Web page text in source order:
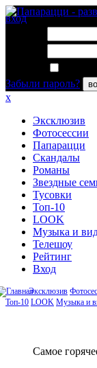
вход
Забыли пароль?
x
Эксклюзив
Фотосессии
Папарацци
Скандалы
Романы
Звездные
Тусовки
Топ-10
LOOK
Музыка и
Телешоу
Рейтинг
Вход
Эксклюзив
Топ-10 LOOK Музыка и
Сaмое